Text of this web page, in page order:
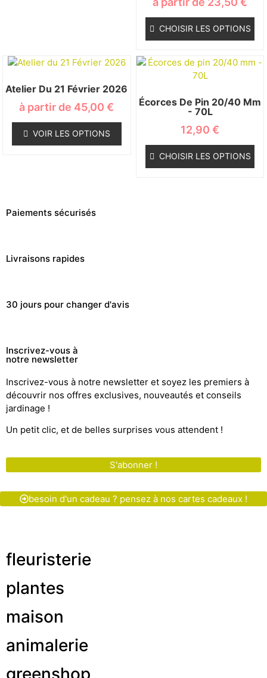
CHOISIR LES OPTIONS
Atelier Du 21 Février 2026
à partir de 45,00€
VOIR LES OPTIONS
Écorces De Pin 20/40 Mm
- 70L
12,90€
CHOISIR LES OPTIONS
Paiements sécurisés
Livraisons rapides
30 jours pour changer d'avis
Inscrivez-vous à
notre newsletter
Inscrivez-vous à notre newsletter et soyez les premiers à
découvrir nos offres exclusives, nouveautés et conseils
jardinage !
Un petit clic, et de belles surprises vous attendent !
S'abonner !
besoin d'un cadeau ? pensez à nos cartes cadeaux !
fleuristerie
plantes
maison
animalerie
greenshop